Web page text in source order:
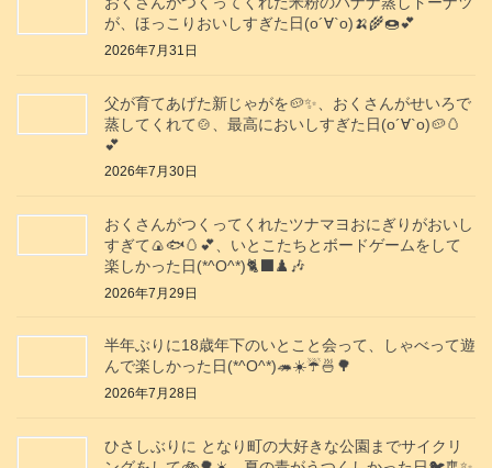
が、ほっこりおいしすぎた日(о´∀`о)🍌🌾🍩💕
2026年7月31日
父が育てあげた新じゃがを🥔✨️、おくさんがせいろで
蒸してくれて🍲、最高においしすぎた日(о´∀`о)🥔🥚
💕
2026年7月30日
おくさんがつくってくれたツナマヨおにぎりがおいし
すぎて🍙🐟️🥚💕、いとこたちとボードゲームをして
楽しかった日(*^O^*)🐈‍⬛♟️🎶
2026年7月29日
半年ぶりに18歳年下のいとこと会って、しゃべって遊
んで楽しかった日(*^O^*)🦔☀️☔🍜🌳
2026年7月28日
ひさしぶりに となり町の大好きな公園までサイクリ